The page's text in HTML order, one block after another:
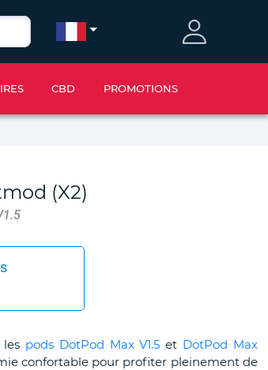
CBD PROMOTIONS
(X2)
pods DotPod Max V1.5 et DotPod Max
confortable pour profiter pleinement de